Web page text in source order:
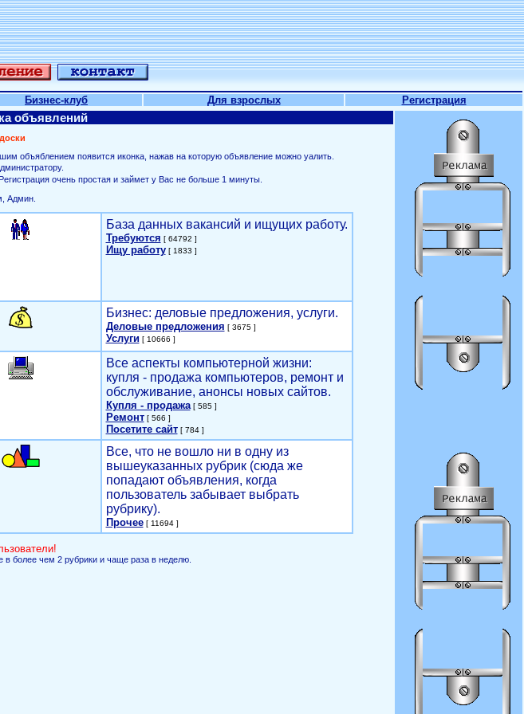
Бизнес-клуб Для взрослых Регистрация
объявлений
объяблением появится иконка, нажав на которую объявление можно уалить.
очень простая и займет у Вас не больше 1 минуты.
Админ.
База данных вакансий и ищущих работу.
Требуются [ 64792 ]
Ищу работу[ 1833 ]
Бизнес: деловые предложения, услуги.
Деловые предложения [ 3675 ]
Услуги[ 10666 ]
Все аспекты компьютерной жизни:
купля - продажа компьютеров, ремонт и
обслуживание, анонсы новых сайтов.
Купля - продажа[ 585 ]
Ремонт[ 566 ]
Посетите сайт[ 784 ]
Все, что не вошло ни в одну из
вышеуказанных рубрик (сюда же
попадают объявления, когда
пользователь забывает выбрать
рубрику).
Прочее[ 11694 ]
в более чем 2 рубрики и чаще раза в неделю.